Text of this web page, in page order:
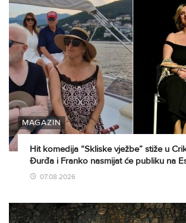
MAGAZIN
Hit komedija “Skliske vježbe” stiže u
Đurđa i Franko nasmijat će publiku na
07.08.2026